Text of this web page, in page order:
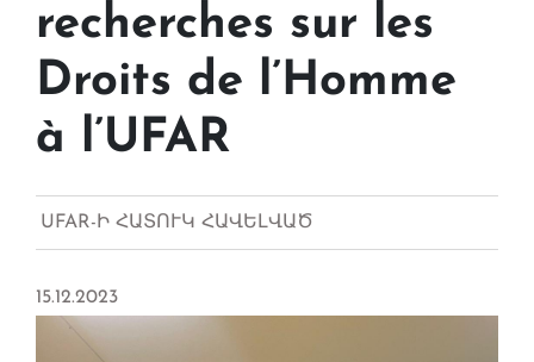
recherches sur les
Droits de l’Homme
à l’UFAR
UFAR-Ի ՀԱՏՈՒԿ ՀԱՎԵԼՎԱԾ
15.12.2023